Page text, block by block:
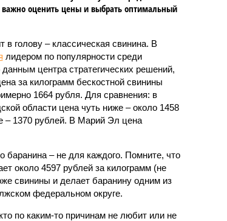
важно оценить цены и выбрать оптимальный
в голову – классическая свинина. В
лидером по популярности среди
центра стратегических решений,
за килограмм бескостной свинины
1664 рубля. Для сравнения: в
области цена чуть ниже – около 1458
– 1370 рублей. В Марий Эл цена
баранина – не для каждого. Помните, что
около 4597 рублей за килограмм (не
свинины и делает баранину одним из
федеральном округе.
по каким-то причинам не любит или не